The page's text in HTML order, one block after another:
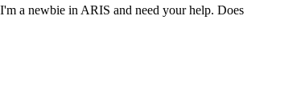
a newbie in ARIS and need your help. Does